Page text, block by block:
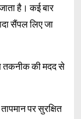
है। कई बार
सैंपल लिए जा
तकनीक की मदद से
पर सुरक्षित